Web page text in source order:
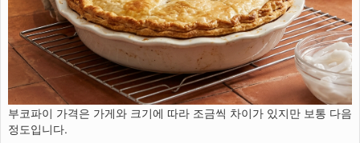
부코파이 가격은 가게와 크기에 따라 조금씩 차이가 있지만 보통 다음
정도입니다.